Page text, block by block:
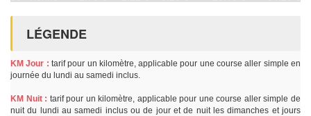
LÉGENDE
KM Jour : tarif pour un kilomètre, applicable pour une course aller simple en
journée du lundi au samedi inclus.
KM Nuit : tarif pour un kilomètre, applicable pour une course aller simple de
nuit du lundi au samedi inclus ou de jour et de nuit les dimanches et jours